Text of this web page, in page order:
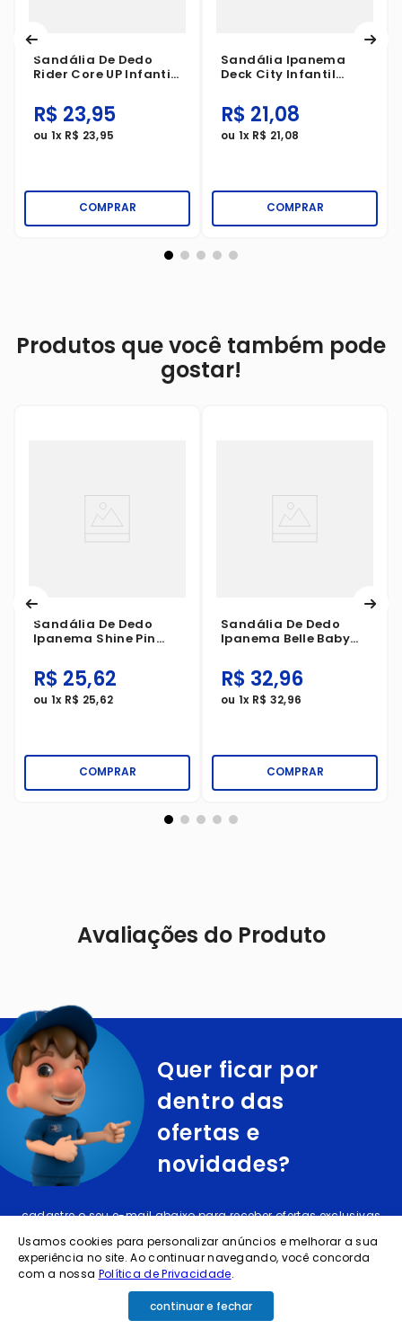
Sandália De Dedo
Rider Core UP Infantil
R$ 23,95
ou 1x R$ 23,95
COMPRAR
Sandália Ipanema
Deck City Infantil
R$ 21,08
ou 1x R$ 21,08
COMPRAR
Produtos que você também pode
gostar!
Sandália De Dedo
Ipanema Shine Pin
R$ 25,62
ou 1x R$ 25,62
COMPRAR
Sandália De Dedo
Ipanema Belle Baby
R$ 32,96
ou 1x R$ 32,96
COMPRAR
Avaliações do Produto
Quer ficar por
dentro das
ofertas e
novidades?
cadastre o seu e-mail abaixo para receber ofertas exclusivas
Usamos cookies para personalizar anúncios e melhorar a sua
experiência no site. Ao continuar navegando, você concorda
com a nossa Política de Privacidade.
continuar e fechar